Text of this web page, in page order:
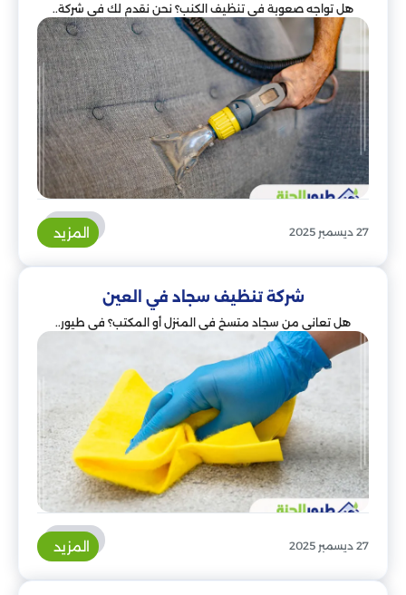
هل تواجه صعوبة في تنظيف الكنب؟ نحن نقدم لك في شركة..
27 ديسمبر 2025 المزيد
شركة تنظيف سجاد في العين
هل تعاني من سجاد متسخ في المنزل أو المكتب؟ في طيور..
27 ديسمبر 2025 المزيد